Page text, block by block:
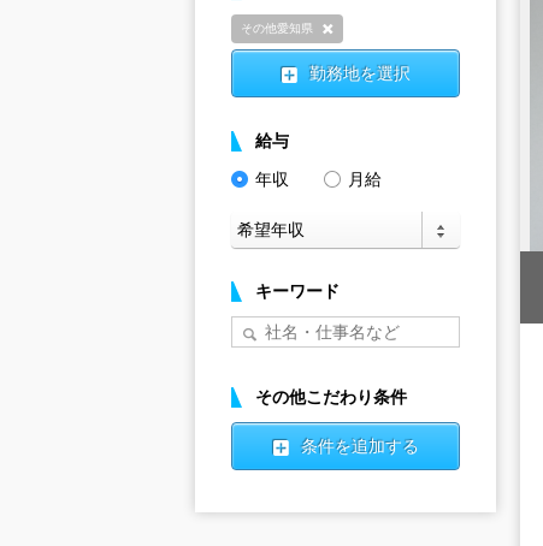
その他愛知県
勤務地を選択
給与
年収
月給
キーワード
その他こだわり条件
条件を追加する